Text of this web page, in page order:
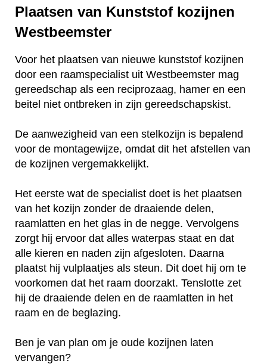
Plaatsen van Kunststof kozijnen
Westbeemster
Voor het plaatsen van nieuwe kunststof kozijnen
door een raamspecialist uit Westbeemster mag
gereedschap als een reciprozaag, hamer en een
beitel niet ontbreken in zijn gereedschapskist.
De aanwezigheid van een stelkozijn is bepalend
voor de montagewijze, omdat dit het afstellen van
de kozijnen vergemakkelijkt.
Het eerste wat de specialist doet is het plaatsen
van het kozijn zonder de draaiende delen,
raamlatten en het glas in de negge. Vervolgens
zorgt hij ervoor dat alles waterpas staat en dat
alle kieren en naden zijn afgesloten. Daarna
plaatst hij vulplaatjes als steun. Dit doet hij om te
voorkomen dat het raam doorzakt. Tenslotte zet
hij de draaiende delen en de raamlatten in het
raam en de beglazing.
Ben je van plan om je oude kozijnen laten
vervangen?